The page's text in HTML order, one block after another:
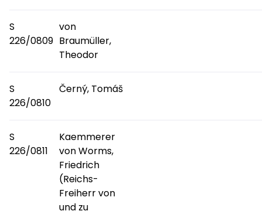
S
226/0809
von
Braumüller,
Theodor
S
226/0810
Černý, Tomáš
S
226/0811
Kaemmerer
von Worms,
Friedrich
(Reichs-
Freiherr von
und zu